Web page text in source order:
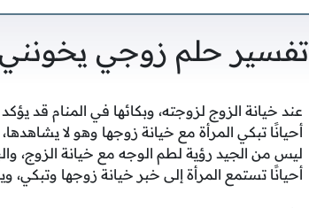
تفسير حلم زوجي يخونني
عند خيانة الزوج لزوجته، وبكائها في المنام قد
أحيانًا تبكي المرأة مع خيانة زوجها وهو لا
ليس من الجيد رؤية لطم الوجه مع خيانة الزوج،
أحيانًا تستمع المرأة إلى خبر خيانة زوجها وتبكي،